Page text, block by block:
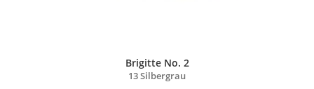
Brigitte No. 2
13 Silbergrau